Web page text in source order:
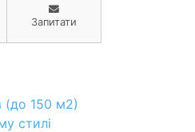
Запитати
(до 150 м2)
стилі